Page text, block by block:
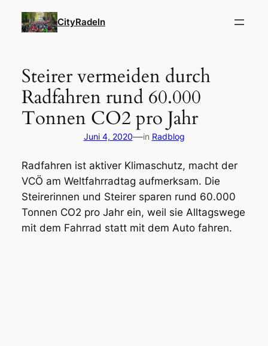
Inhalt
CityRadeln
Steirer vermeiden durch
Radfahren rund 60.000
Tonnen CO2 pro Jahr
Juni 4, 2020—in Radblog
Radfahren ist aktiver Klimaschutz, macht der
VCÖ am Weltfahrradtag aufmerksam. Die
Steirerinnen und Steirer sparen rund 60.000
Tonnen CO2 pro Jahr ein, weil sie Alltagswege
mit dem Fahrrad statt mit dem Auto fahren.